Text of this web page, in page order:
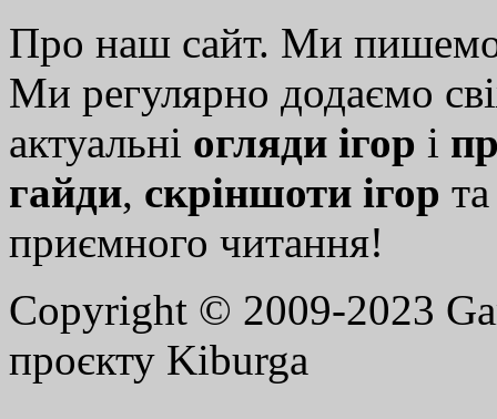
Про наш сайт. Ми
Ми регулярно додаємо
актуальні огляди ігор і
гайди, скріншоти ігор
приємного читання!
Copyright © 2009-2023
проєкту Kiburga